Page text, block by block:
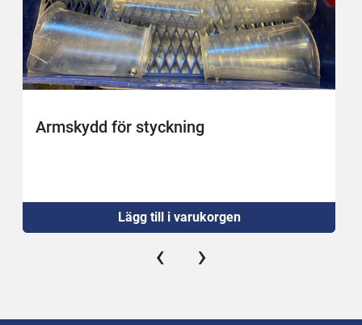
Armskydd för styckning
Lägg till i varukorgen
‹ ›